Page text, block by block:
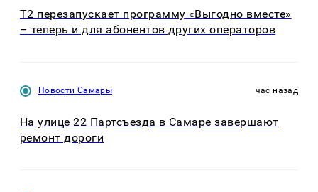
Т2 перезапускает программу «Выгодно вместе»
– теперь и для абонентов других операторов
Новости Самары час назад
На улице 22 Партсъезда в Самаре завершают
ремонт дороги